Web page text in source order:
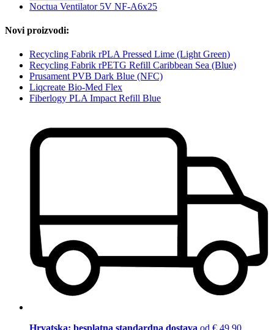
Noctua Ventilator 5V NF-A6x25
Novi proizvodi:
Recycling Fabrik rPLA Pressed Lime (Light Green)
Recycling Fabrik rPETG Refill Caribbean Sea (Blue)
Prusament PVB Dark Blue (NFC)
Liqcreate Bio-Med Flex
Fiberlogy PLA Impact Refill Blue
Hrvatska: besplatna standardna dostava od € 49,90